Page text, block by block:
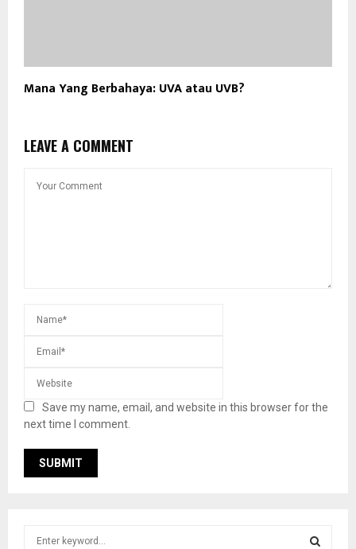
Mana Yang Berbahaya: UVA atau UVB?
LEAVE A COMMENT
Save my name, email, and website in this browser for the
next time I comment.